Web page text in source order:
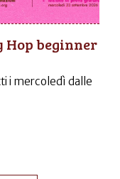
Hop beginner
i mercoledì dalle